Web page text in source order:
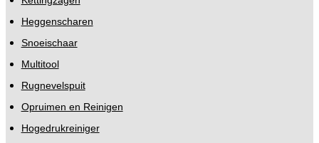
Heggenscharen
Snoeischaar
Multitool
Rugnevelspuit
Opruimen en Reinigen
Hogedrukreiniger